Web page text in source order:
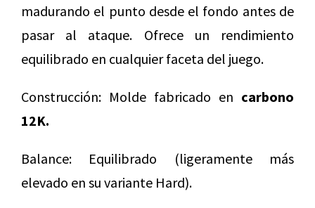
madurando el punto desde el fondo antes de
pasar al ataque. Ofrece un rendimiento
equilibrado en cualquier faceta del juego.
Construcción: Molde fabricado en carbono
12K.
Balance: Equilibrado (ligeramente más
elevado en su variante Hard).